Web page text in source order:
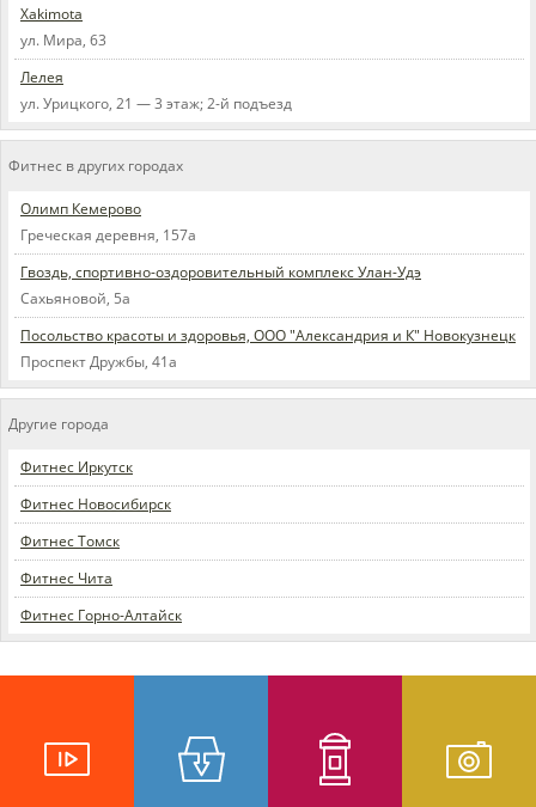
Xakimota
ул. Мира, 63
Лелея
ул. Урицкого, 21 — 3 этаж; 2-й подъезд
Фитнес в других городах
Олимп Кемерово
Греческая деревня, 157а
Гвоздь, спортивно-оздоровительный комплекс Улан-Удэ
Сахьяновой, 5а
Посольство красоты и здоровья, ООО "Александрия и К" Новокузнецк
Проспект Дружбы, 41а
Другие города
Фитнес Иркутск
Фитнес Новосибирск
Фитнес Томск
Фитнес Чита
Фитнес Горно-Алтайск